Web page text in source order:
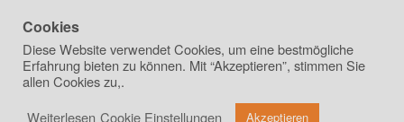
Cookies
Diese Website verwendet Cookies, um eine bestmögliche
Erfahrung bieten zu können. Mit “Akzeptieren”, stimmen Sie
allen Cookies zu,.
Weiterlesen Cookie Einstellungen Akzeptieren